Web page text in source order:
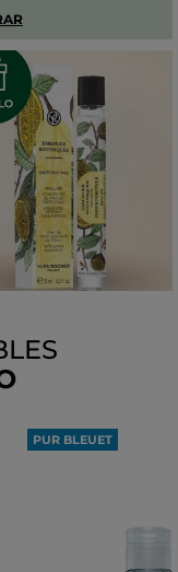
PUR BLEUET